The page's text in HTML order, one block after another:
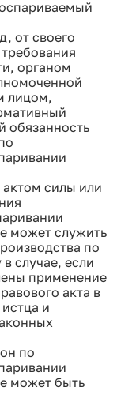
от своего
органом
лицом,
обязанность
силы или
может служить
по
случае, если
применение
акта в
и
по
может быть